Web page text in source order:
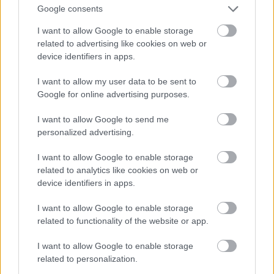
Google consents
I want to allow Google to enable storage
related to advertising like cookies on web or
device identifiers in apps.
I want to allow my user data to be sent to
Google for online advertising purposes.
I want to allow Google to send me
personalized advertising.
I want to allow Google to enable storage
related to analytics like cookies on web or
device identifiers in apps.
I want to allow Google to enable storage
related to functionality of the website or app.
I want to allow Google to enable storage
related to personalization.
torissrac
18 éve
hivatasos naplopo!
azt irtam Bambano-nek, hogy egy vasutas vezető
nem 8 általánossal dolgoznak a MÁV-vezigen, mint ő
Hanem Vasútgépészeti Szakközép + utána Vasúti
a műintézményt...)
De a többségnek műszaki egyetemi végzettsége is
van, plusz nem is besztélve a sokéves gyakorlati
szakmai tapasztalatról.
8 általános végzettsége a pályaépitő munkásoknak